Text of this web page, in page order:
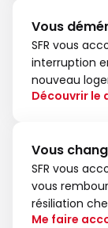
Vous
SFR vous
interruption
nouveau
Découvrir le
Vous
SFR vous
vous
résiliation
Me faire